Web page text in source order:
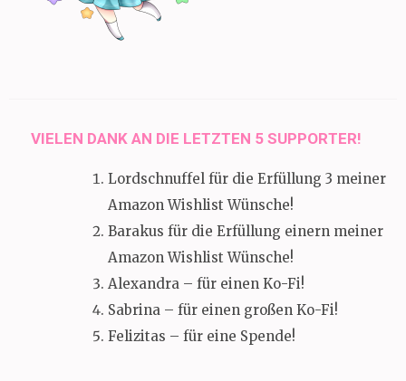
VIELEN DANK AN DIE LETZTEN 5 SUPPORTER!
Lordschnuffel für die Erfüllung 3 meiner
Amazon Wishlist Wünsche!
Barakus für die Erfüllung einern meiner
Amazon Wishlist Wünsche!
Alexandra – für einen Ko-Fi!
Sabrina – für einen großen Ko-Fi!
Felizitas – für eine Spende!